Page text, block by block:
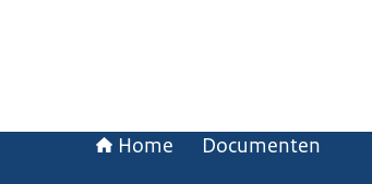
Home Documenten